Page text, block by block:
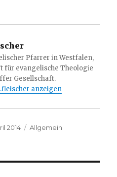
Pfarrer in Westfalen,
für evangelische Theologie
Gesellschaft.
anzeigen
2014 Kategorien
Allgemein